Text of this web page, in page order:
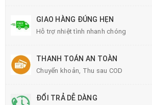
GIAO HÀNG ĐÚNG HẸN
Hỗ trợ nhiệt tình nhanh chóng
THANH TOÁN AN TOÀN
Chuyển khoản, Thu sau COD
ĐỔI TRẢ DỄ DÀNG